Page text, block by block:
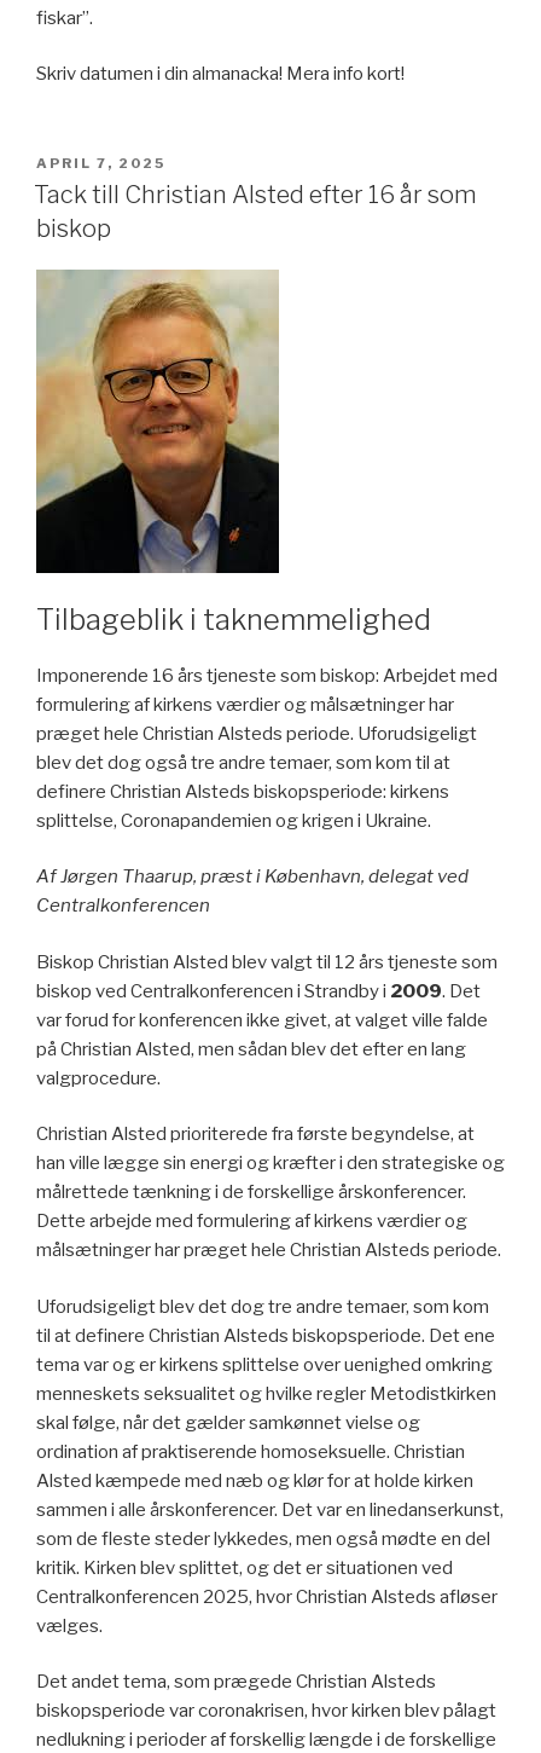
fiskar”.
Skriv datumen i din almanacka! Mera info kort!
PUBLICERAT
APRIL 7, 2025
Tack till Christian Alsted efter 16 år som
biskop
Tilbageblik i taknemmelighed
Imponerende 16 års tjeneste som biskop: Arbejdet med
formulering af kirkens værdier og målsætninger har
præget hele Christian Alsteds periode. Uforudsigeligt
blev det dog også tre andre temaer, som kom til at
definere Christian Alsteds biskopsperiode: kirkens
splittelse, Coronapandemien og krigen i Ukraine.
Af Jørgen Thaarup, præst i København, delegat ved
Centralkonferencen
Biskop Christian Alsted blev valgt til 12 års tjeneste som
biskop ved Centralkonferencen i Strandby i 2009. Det
var forud for konferencen ikke givet, at valget ville falde
på Christian Alsted, men sådan blev det efter en lang
valgprocedure.
Christian Alsted prioriterede fra første begyndelse, at
han ville lægge sin energi og kræfter i den strategiske og
målrettede tænkning i de forskellige årskonferencer.
Dette arbejde med formulering af kirkens værdier og
målsætninger har præget hele Christian Alsteds periode.
Uforudsigeligt blev det dog tre andre temaer, som kom
til at definere Christian Alsteds biskopsperiode. Det ene
tema var og er kirkens splittelse over uenighed omkring
menneskets seksualitet og hvilke regler Metodistkirken
skal følge, når det gælder samkønnet vielse og
ordination af praktiserende homoseksuelle. Christian
Alsted kæmpede med næb og klør for at holde kirken
sammen i alle årskonferencer. Det var en linedanserkunst,
som de fleste steder lykkedes, men også mødte en del
kritik. Kirken blev splittet, og det er situationen ved
Centralkonferencen 2025, hvor Christian Alsteds afløser
vælges.
Det andet tema, som prægede Christian Alsteds
biskopsperiode var coronakrisen, hvor kirken blev pålagt
nedlukning i perioder af forskellig længde i de forskellige